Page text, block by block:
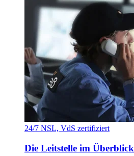
24/7 NSL, VdS zertifiziert
Die Leitstelle im Überblick